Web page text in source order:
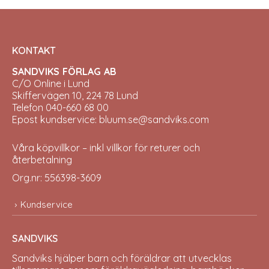
KONTAKT
SANDVIKS FÖRLAG AB
C/O Online i Lund
Skiffervägen 10, 224 78 Lund
Telefon 040-660 68 00
Epost kundservice: bluum.se@sandviks.com
Våra köpvillkor – inkl villkor för returer och
återbetalning
Org.nr: 556398-3609
Kundservice
SANDVIKS
Sandviks hjälper barn och föräldrar att utvecklas